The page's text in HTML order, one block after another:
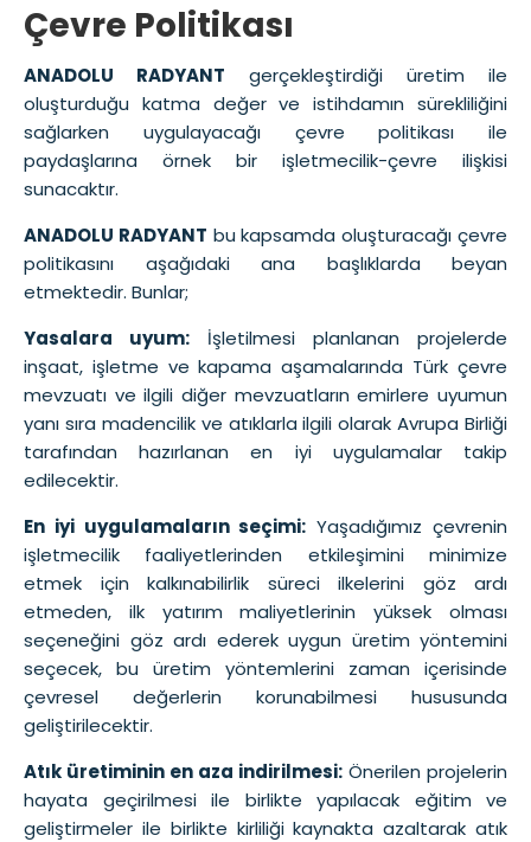
Çevre Politikası
ANADOLU RADYANT gerçekleştirdiği üretim ile
oluşturduğu katma değer ve istihdamın sürekliliğini
sağlarken uygulayacağı çevre politikası ile
paydaşlarına örnek bir işletmecilik-çevre ilişkisi
sunacaktır.
ANADOLU RADYANT bu kapsamda oluşturacağı çevre
politikasını aşağıdaki ana başlıklarda beyan
etmektedir. Bunlar;
Yasalara uyum: İşletilmesi planlanan projelerde
inşaat, işletme ve kapama aşamalarında Türk çevre
mevzuatı ve ilgili diğer mevzuatların emirlere uyumun
yanı sıra madencilik ve atıklarla ilgili olarak Avrupa Birliği
tarafından hazırlanan en iyi uygulamalar takip
edilecektir.
En iyi uygulamaların seçimi: Yaşadığımız çevrenin
işletmecilik faaliyetlerinden etkileşimini minimize
etmek için kalkınabilirlik süreci ilkelerini göz ardı
etmeden, ilk yatırım maliyetlerinin yüksek olması
seçeneğini göz ardı ederek uygun üretim yöntemini
seçecek, bu üretim yöntemlerini zaman içerisinde
çevresel değerlerin korunabilmesi hususunda
geliştirilecektir.
Atık üretiminin en aza indirilmesi: Önerilen projelerin
hayata geçirilmesi ile birlikte yapılacak eğitim ve
geliştirmeler ile birlikte kirliliği kaynakta azaltarak atık